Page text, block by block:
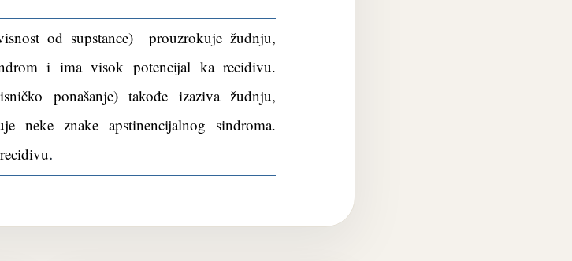
od supstance)
prouzrokuje žudnju,
i ima visok potencijal ka recidivu.
ponašanje) takođe izaziva žudnju,
neke znake apstinencijalnog sindroma.
.